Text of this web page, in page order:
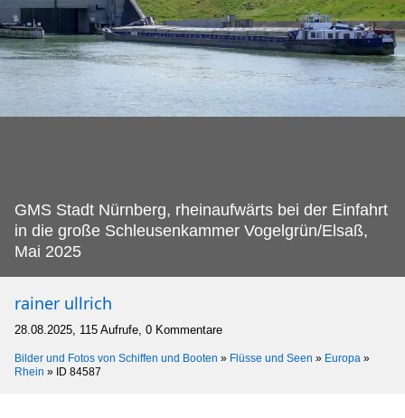
GMS Stadt Nürnberg, rheinaufwärts bei der Einfahrt
in die große Schleusenkammer Vogelgrün/Elsaß,
Mai 2025
rainer ullrich
28.08.2025, 115 Aufrufe, 0 Kommentare
Bilder und Fotos von Schiffen und Booten » Flüsse und Seen » Europa »
Rhein » ID 84587